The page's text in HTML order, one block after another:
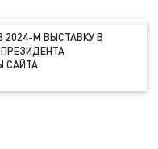
2024-М ВЫСТАВКУ В
ПРЕЗИДЕНТА
САЙТА